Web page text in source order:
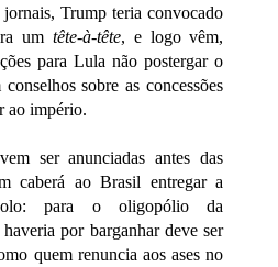
jornais, Trump teria convocado
um tête-à-tête, e logo vêm,
para Lula não postergar o
sobre as concessões
ao império.
ser anunciadas antes das
caberá ao Brasil entregar a
para o oligopólio da
por barganhar deve ser
quem renuncia aos ases no